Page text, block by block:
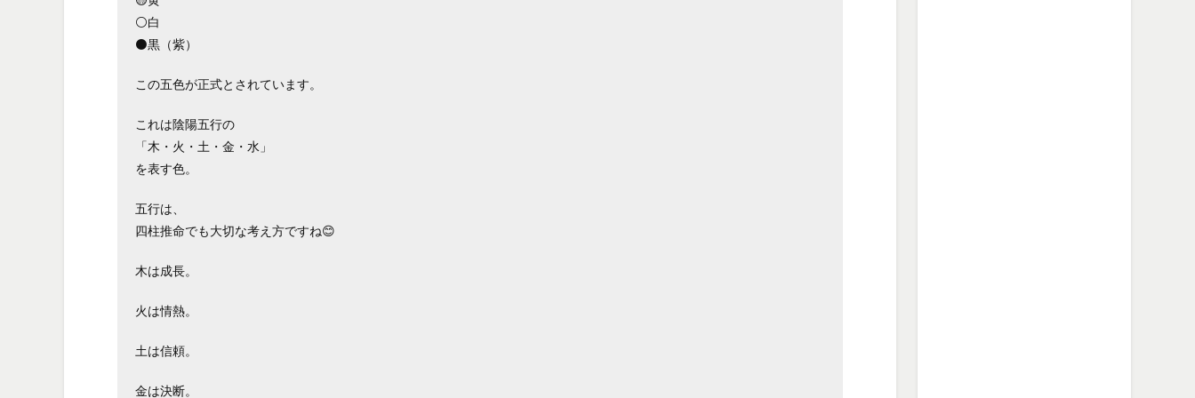
⚪白
⚫黒（紫）
この五色が正式とされています。
これは陰陽五行の
「木・火・土・金・水」
を表す色。
五行は、
四柱推命でも大切な考え方ですね😊
木は成長。
火は情熱。
土は信頼。
金は決断。